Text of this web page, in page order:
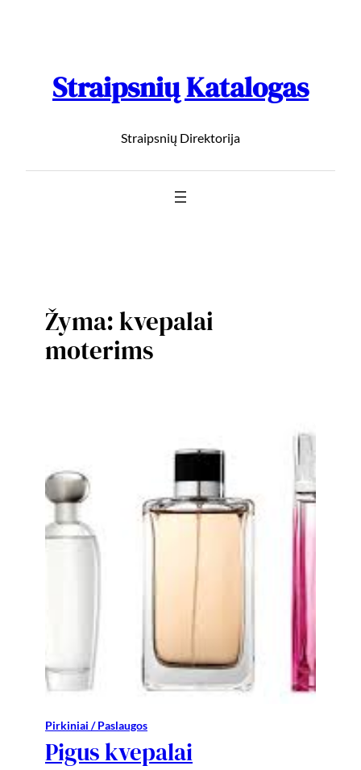
Straipsnių Katalogas
Straipsnių Direktorija
Žyma:kvepalai
moterims
Pirkiniai / Paslaugos
Pigus kvepalai